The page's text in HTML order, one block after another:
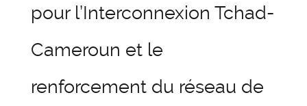
pour l’Interconnexion Tchad-
Cameroun et le
renforcement du réseau de